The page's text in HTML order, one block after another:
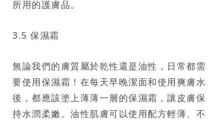
所用的護膚品。
3.5 保濕霜
無論我們的膚質屬於乾性還是油性，日常都需
要使用保濕霜！在每天早晚潔面和使用爽膚水
後，都應該塗上薄薄一層的保濕霜，讓皮膚保
持水潤柔嫩。油性肌膚可以使用配方輕薄、不